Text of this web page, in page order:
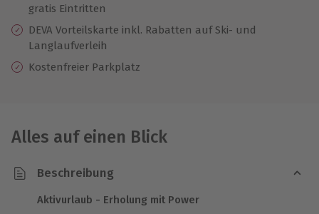
gratis Eintritten
DEVA Vorteilskarte inkl. Rabatten auf Ski- und
Langlaufverleih
Kostenfreier Parkplatz
Alles auf einen Blick
Beschreibung
Aktivurlaub - Erholung mit Power